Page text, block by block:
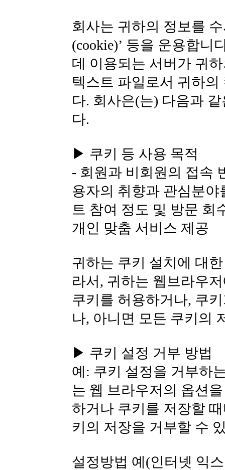
회사는 귀하의 정보를
(cookie)’ 등을 운용합니
데 이용되는 서버가 귀
텍스트 파일로서 귀하
다. 회사은(는) 다음과
다.
▶ 쿠키 등 사용 목적
- 회원과 비회원의 접속
용자의 취향과 관심분
트 참여 정도 및 방문 회
개인 맞춤 서비스 제공
귀하는 쿠키 설치에 대
라서, 귀하는 웹브라우
쿠키를 허용하거나, 쿠
나, 아니면 모든 쿠키의
▶ 쿠키 설정 거부 방법
예: 쿠키 설정을 거부하
는 웹 브라우저의 옵션
하거나 쿠키를 저장할
키의 저장을 거부할 수
설정방법 예(인터넷 익